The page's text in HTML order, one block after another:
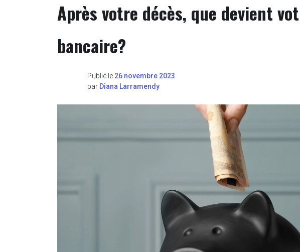
Après votre décès, que devient
bancaire?
Publié le 26 novembre 2023
par Diana Larramendy